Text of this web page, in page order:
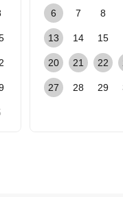
6 7 8
13 14 15
20 21 22
27 28 29